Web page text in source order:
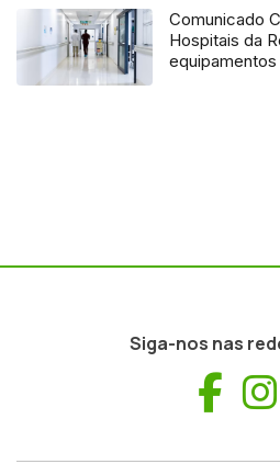
Comunicado
Hospitais da
Siga-nos nas